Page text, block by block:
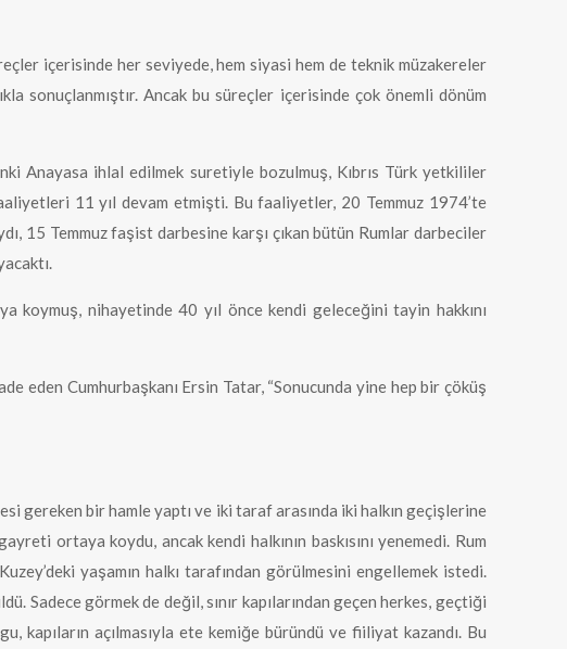
içerisinde her seviyede, hem siyasi hem de teknik müzakereler
sonuçlanmıştır. Ancak bu süreçler içerisinde çok önemli dönüm
Anayasa ihlal edilmek suretiyle bozulmuş, Kıbrıs Türk yetkililer
faaliyetleri 11 yıl devam etmişti. Bu faaliyetler, 20 Temmuz 1974’te
15 Temmuz faşist darbesine karşı çıkan bütün Rumlar darbeciler
koymuş, nihayetinde 40 yıl önce kendi geleceğini tayin hakkını
eden Cumhurbaşkanı Ersin Tatar, “Sonucunda yine hep bir çöküş
gereken bir hamle yaptı ve iki taraf arasında iki halkın geçişlerine
ortaya koydu, ancak kendi halkının baskısını yenemedi. Rum
yaşamın halkı tarafından görülmesini engellemek istedi.
Sadece görmek de değil, sınır kapılarından geçen herkes, geçtiği
açılmasıyla ete kemiğe büründü ve fiiliyat kazandı. Bu